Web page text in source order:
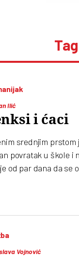
Ilić
i ćaci
srednjim
povratak u škole i
od par dana da se
Vojnović